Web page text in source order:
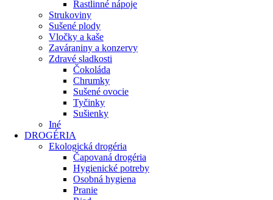
Rastlinné nápoje
Strukoviny
Sušené plody
Vločky a kaše
Zaváraniny a konzervy
Zdravé sladkosti
Čokoláda
Chrumky
Sušené ovocie
Tyčinky
Sušienky
Iné
DROGÉRIA
Ekologická drogéria
Čapovaná drogéria
Hygienické potreby
Osobná hygiena
Pranie